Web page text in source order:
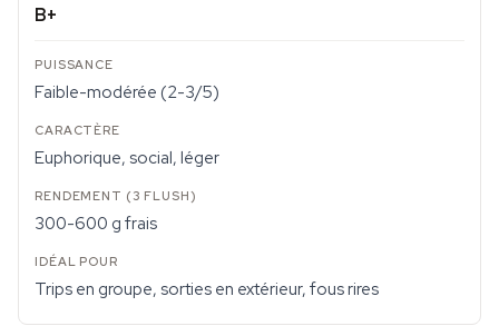
B+
Faible-modérée (2-3/5)
Euphorique, social, léger
300-600 g frais
Trips en groupe, sorties en extérieur, fous rires